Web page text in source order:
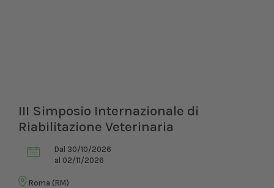
III Simposio Internazionale di
Riabilitazione Veterinaria
Dal 30/10/2026
al 02/11/2026
Roma (RM)